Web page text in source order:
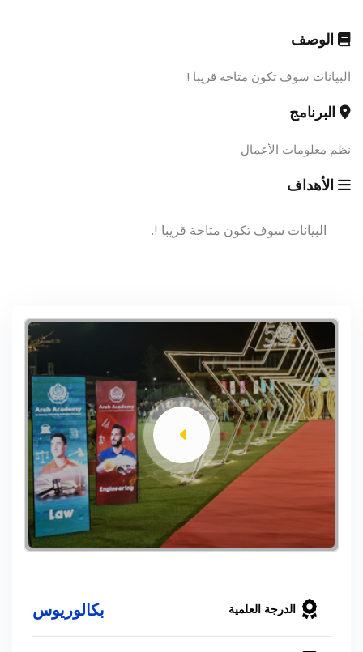
الوصف
البيانات سوف تكون متاحة قريبا !
البرنامج
نظم معلومات الأعمال
الأهداف
البيانات سوف تكون متاحة قريبا !.
الدرجة العلمية بكالوريوس